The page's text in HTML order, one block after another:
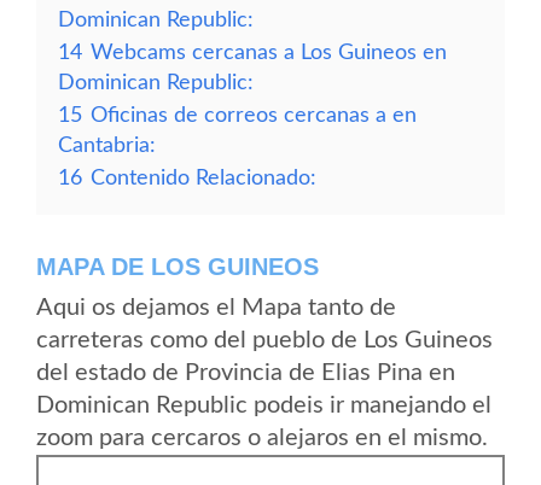
Dominican Republic:
14 Webcams cercanas a Los Guineos en
Dominican Republic:
15 Oficinas de correos cercanas a en
Cantabria:
16 Contenido Relacionado:
MAPA DE LOS GUINEOS
Aqui os dejamos el Mapa tanto de
carreteras como del pueblo de Los Guineos
del estado de Provincia de Elias Pina en
Dominican Republic podeis ir manejando el
zoom para cercaros o alejaros en el mismo.